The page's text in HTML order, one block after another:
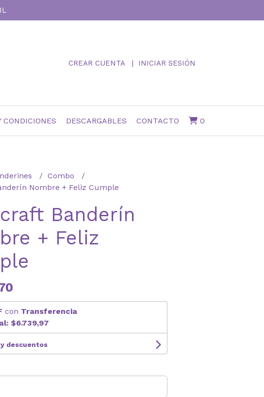
CREAR CUENTA INICIAR SESIÓN
CONDICIONES DESCARGABLES CONTACTO 0
Combo
Nombre + Feliz Cumple
Banderín
+ Feliz
con Transferencia
$6.739,97
descuentos